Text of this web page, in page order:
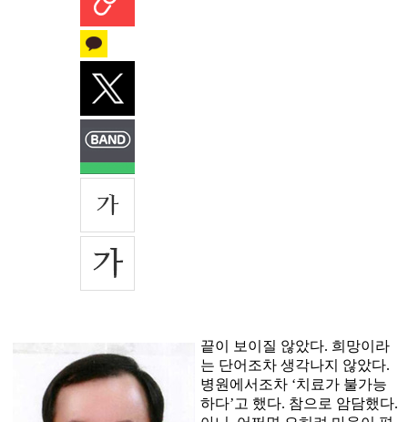
끝이 보이질 않았다. 희망이라
는 단어조차 생각나지 않았다.
병원에서조차 ‘치료가 불가능
하다’고 했다. 참으로 암담했다.